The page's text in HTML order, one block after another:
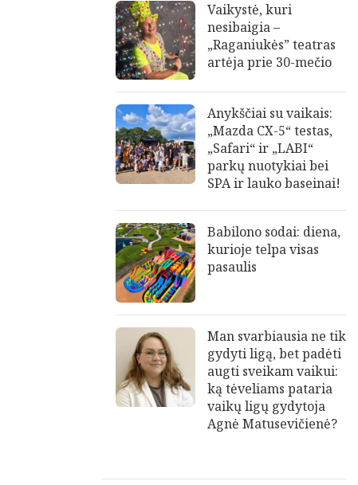
Vaikystė, kuri
nesibaigia –
„Raganiukės” teatras
artėja prie 30-mečio
Anykščiai su vaikais:
„Mazda CX-5“ testas,
„Safari“ ir „LABI“
parkų nuotykiai bei
SPA ir lauko baseinai!
Babilono sodai: diena,
kurioje telpa visas
pasaulis
Man svarbiausia ne tik
gydyti ligą, bet padėti
augti sveikam vaikui:
ką tėveliams pataria
vaikų ligų gydytoja
Agnė Matusevičienė?